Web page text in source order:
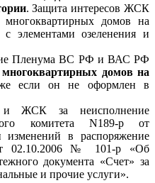
. Защита интересов ЖСК
домов на
элементами озеленения и
Пленума ВС РФ и ВАС РФ
домов на
если он не оформлен в
и ЖСК за неисполнение
комитета N189-р от
в распоряжение
02.10.2006 № 101-р «Об
документа «Счет» за
и прочие услуги».